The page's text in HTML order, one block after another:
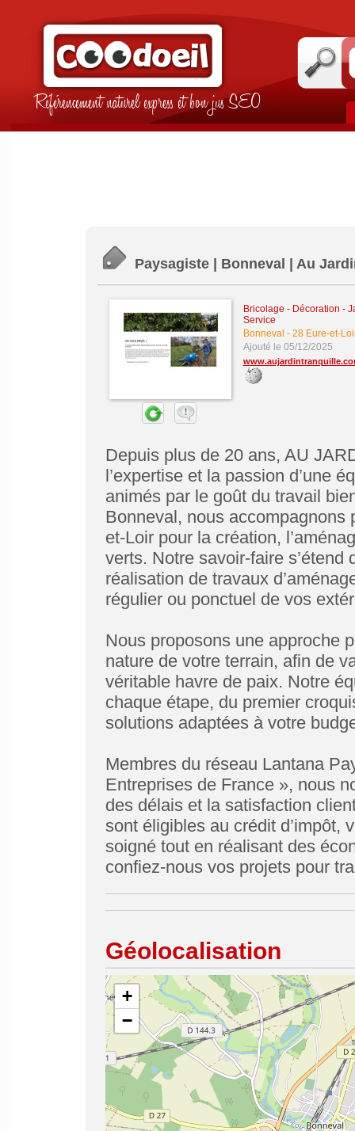
Référencement naturel express et bon jus SEO
Paysagiste | Bonneval | Au
Bricolage - Décoration -
Service
Bonneval - 28 Eure-et-
Ajouté le 05/12/2025
Depuis plus de 20 ans, AU
l’expertise et la passion d’une
animés par le goût du travail
Bonneval, nous accompagnons
et-Loir pour la création,
verts. Notre savoir-faire
réalisation de travaux
régulier ou ponctuel de vos
Nous proposons une approche
nature de votre terrain, afin de
véritable havre de paix. Notre
chaque étape, du premier
solutions adaptées à votre
Membres du réseau Lantana
Entreprises de France », nous
des délais et la satisfaction
sont éligibles au crédit d’impôt,
soigné tout en réalisant des
confiez-nous vos projets pour
Géolocalisation
+
−